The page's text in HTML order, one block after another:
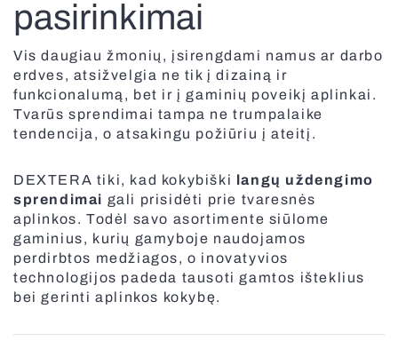
Roletai stogo langams
Plisuotos žaliuzės
Plisuotos žaliuzės stogo langams
Elektriniai karnizai
Panoraminiai vartai
Balkoninės markizės
Visos pergolos
BBQ pergola
Visi kiemo gaminiai
pasirinkimai
Vis daugiau žmonių, įsirengdami namus ar darbo
erdves, atsižvelgia ne tik į dizainą ir
funkcionalumą, bet ir į gaminių poveikį aplinkai.
Tvarūs sprendimai tampa ne trumpalaike
tendencija, o atsakingu požiūriu į ateitį.
DEXTERA tiki, kad kokybiški langų uždengimo
sprendimai gali prisidėti prie tvaresnės
aplinkos. Todėl savo asortimente siūlome
gaminius, kurių gamyboje naudojamos
perdirbtos medžiagos, o inovatyvios
technologijos padeda tausoti gamtos išteklius
bei gerinti aplinkos kokybę.